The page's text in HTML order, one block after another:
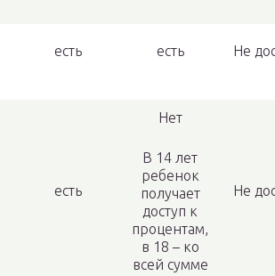
есть есть Не
есть
Нет
В 14 лет
ребенок
получает
доступ к
процентам,
в 18 – ко
всей сумме
Не